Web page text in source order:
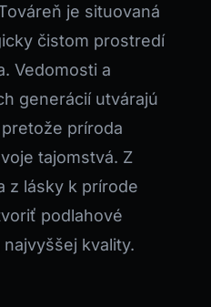
je situovaná
čistom prostredí
Vedomosti a
generácií utvárajú
príroda
tajomstvá. Z
z lásky k prírode
podlahové
najvyššej kvality.